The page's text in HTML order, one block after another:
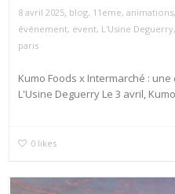
8 avril 2025, blog, 11eme, animations,
événement, event, L'Usine Deguerry,
paris
Kumo Foods x Intermarché :
L'Usine Deguerry Le 3 avril,
0 likes